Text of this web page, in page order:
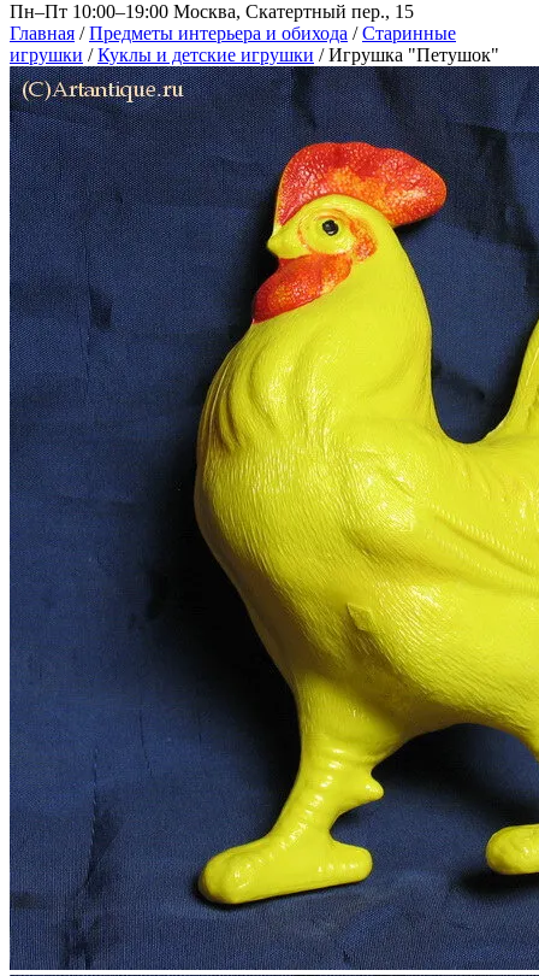
Пн–Пт 10:00–19:00 Москва, Скатертный пер., 15
Главная / Предметы интерьера и обихода / Старинные
игрушки / Куклы и детские игрушки / Игрушка "Петушок"